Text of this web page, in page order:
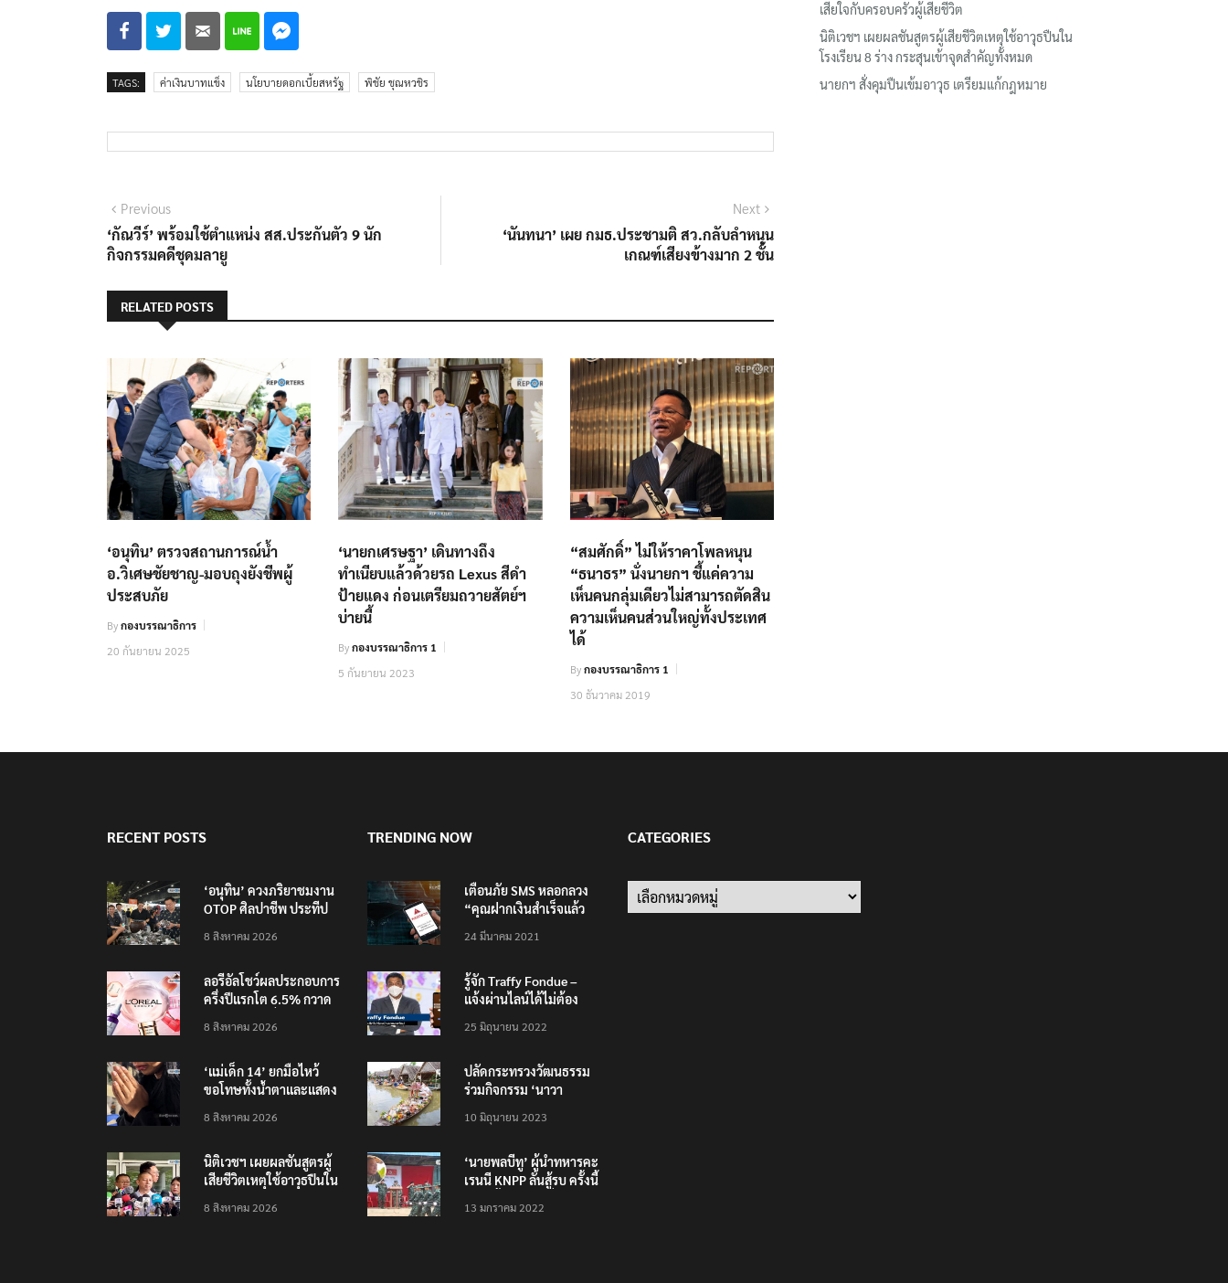
TAGS: ค่าเงินบาทแข็ง นโยบายดอกเบี้ยสหรัฐ พิชัย ชุณหวชิร
แนะแนว
เรื่อง
PreviousPrevious
post:
‘กัณวีร์’ พร้อมใช้ตำแหน่ง สส.ประกันตัว​ 9​ นัก
กิจกรรมคดีชุดมลายู​
Next
post:
‘นันทนา’ เผย กมธ.ประชามติ สว.กลับลำหนุน
เกณฑ์เสียงข้างมาก 2 ชั้น
RELATED POSTS
‘อนุทิน’ ตรวจสถานการณ์น้ำ
อ.วิเศษชัยชาญ-มอบถุงยังชีพผู้
ประสบภัย
Byกองบรรณาธิการ
20 กันยายน 2025
‘นายกเศรษฐา’ เดินทางถึง
ทำเนียบแล้วด้วยรถ Lexus สีดำ
ป้ายแดง ก่อนเตรียมถวายสัตย์ฯ
บ่ายนี้
Byกองบรรณาธิการ 1
5 กันยายน 2023
“สมศักดิ์” ไม่ให้ราคาโพลหนุน
“ธนาธร” นั่งนายกฯ ชี้แค่ความ
เห็นคนกลุ่มเดียวไม่สามารถตัดสิน
ความเห็นคนส่วนใหญ่ทั้งประเทศ
ได้
Byกองบรรณาธิการ 1
30 ธันวาคม 2019
เสียใจกับครอบครัวผู้เสียชีวิต
นิติเวชฯ เผยผลชันสูตรผู้เสียชีวิตเหตุใช้อาวุธปืนใน
โรงเรียน 8 ร่าง กระสุนเข้าจุดสำคัญทั้งหมด
นายกฯ สั่งคุมปืนเข้มอาวุธ เตรียมแก้กฎหมาย
RECENT POSTS
‘อนุทิน’ ควงภริยาชมงาน
OTOP ศิลปาชีพ ประทีป
8 สิงหาคม 2026
ลอรีอัลโชว์ผลประกอบการ
ครึ่งปีแรกโต 6.5% กวาด
คว้าไลเซนส์ ‘กุชชี่’ 50 ปี
ตลาดไทย
8 สิงหาคม 2026
‘แม่เด็ก 14’ ยกมือไหว้
ขอโทษทั้งน้ำตาและแสดง
เสียชีวิต
8 สิงหาคม 2026
นิติเวชฯ เผยผลชันสูตรผู้
เสียชีวิตเหตุใช้อาวุธปืนใน
จุดสำคัญทั้งหมด
8 สิงหาคม 2026
TRENDING NOW
เตือนภัย SMS หลอกลวง
“คุณฝากเงินสำเร็จแล้ว
200,000 บาท”
24 มีนาคม 2021
รู้จัก Traffy Fondue –
แจ้งผ่านไลน์ได้ไม่ต้อง
ทั่วไทย ไม่ใช่แค่ในกรุง
25 มิถุนายน 2022
ปลัดกระทรวงวัฒนธรรม
ร่วมกิจกรรม ‘นาวา
ตักบาตรทางน้ำ
10 มิถุนายน 2023
‘นายพลบีทู’ ผู้นำทหารคะ
เรนนี KNPP ลั่นสู้รบ ครั้งนี้
ประชาชนต้องชนะ
13 มกราคม 2022
CATEGORIES
Categories